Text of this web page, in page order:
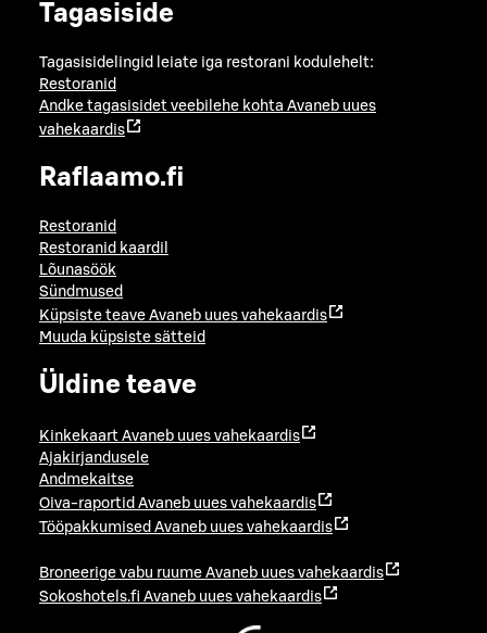
Tagasiside
Tagasisidelingid leiate iga restorani kodulehelt:
Restoranid
Andke tagasisidet veebilehe kohta Avaneb uues
vahekaardis
Raflaamo.fi
Restoranid
Restoranid kaardil
Lõunasöök
Sündmused
Küpsiste teave Avaneb uues vahekaardis
Muuda küpsiste sätteid
Üldine teave
Kinkekaart Avaneb uues vahekaardis
Ajakirjandusele
Andmekaitse
Oiva-raportid Avaneb uues vahekaardis
Tööpakkumised Avaneb uues vahekaardis
Broneerige vabu ruume Avaneb uues vahekaardis
Sokoshotels.fi Avaneb uues vahekaardis